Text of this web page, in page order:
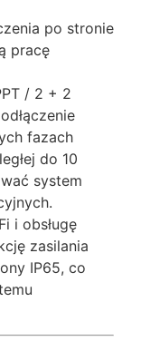
po stronie
pracę
/ 2 + 2
fazach
do 10
system
i obsługę
zasilania
IP65, co